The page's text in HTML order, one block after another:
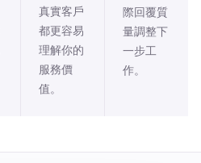
真實客戶
都更容易
理解你的
服務價
值。
際回覆質
量調整下
一步工
作。